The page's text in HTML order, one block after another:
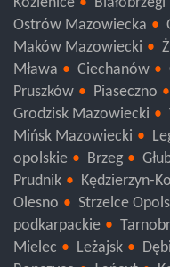
Kozienice
Białobrzegi
Ostrów Mazowiecka
Maków Mazowiecki
Mława
Ciechanów
Pruszków
Piaseczno
Grodzisk Mazowiecki
Mińsk Mazowiecki
opolskie
Brzeg
Prudnik
Kędzierzyn-
Olesno
Strzelce
podkarpackie
Mielec
Leżajsk